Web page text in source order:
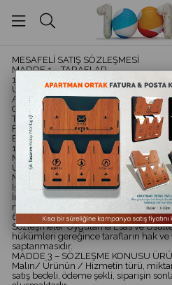
MESAFELİ SATIŞ SÖZLEŞMESİ
MADDE 1 – TARAFLAR
1.1 – SATICI
Ünvanı : REKLAMWAR REKLAM
Adresi : Mehmet Akif Mahallesi
Caddesi No:30 Ümraniye-İstanbul
Telefon :0539 941 27 90
Fax : 0.212.886.29.15
Eposta adresi :info@1001dijital.com
1.2 – ALICI
Müşteri olarak 1001dijital.com
Üye olurken kullanılan adres ve
MADDE 2 – KONU
İşbu sözleşmenin konusu, ALICI’nın
İnternet sitesinden elektronik ortamda
nitelikleri ve satış fiyatı belirtilen
6502 sayılı Tüketicilerin Korunması
Sözleşmeler Uygulama Esas ve
hükümleri gereğince tarafların hak
saptanmasıdır.
MADDE 3 – SÖZLEŞME KONUSU
Malın/ Ürünün / Hizmetin türü,
satış bedeli, ödeme şekli, siparişin